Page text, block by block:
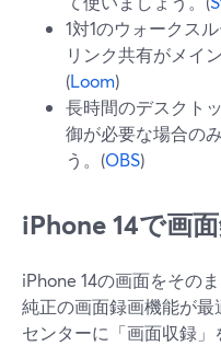
1対1のウォークス
リンク共有がメイ
(Loom)
長時間のデスクト
御が必要な場合の
う。(OBS)
iPhone 14で画
iPhone 14の画面をその
純正の画面録画機能が
センターに「画面収録